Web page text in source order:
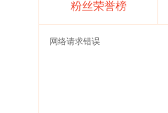
粉丝荣誉榜
网络请求错误